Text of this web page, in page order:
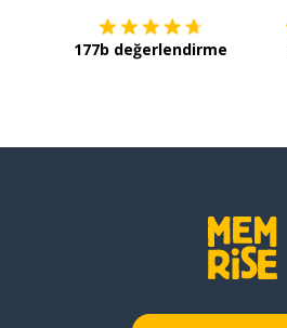
177b değerlendirme